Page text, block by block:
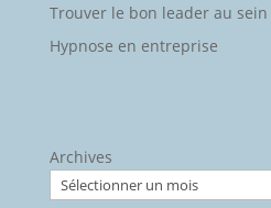
Trouver le bon leader au sein
Hypnose en entreprise
Archives